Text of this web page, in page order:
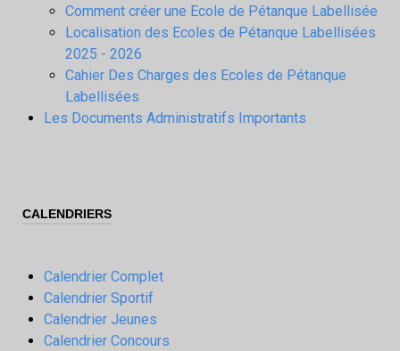
Comment créer une Ecole de Pétanque Labellisée
Localisation des Ecoles de Pétanque Labellisées
2025 - 2026
Cahier Des Charges des Ecoles de Pétanque
Labellisées
Les Documents Administratifs Importants
CALENDRIERS
Calendrier Complet
Calendrier Sportif
Calendrier Jeunes
Calendrier Concours